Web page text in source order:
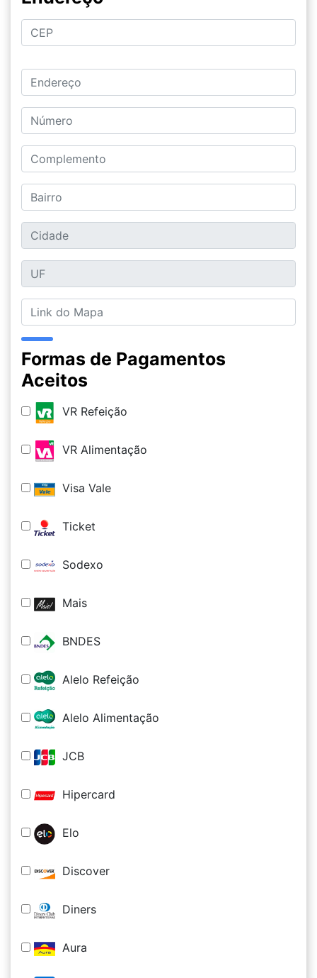
Formas de Pagamentos
Aceitos
VR Refeição
VR Alimentação
Visa Vale
Ticket
Sodexo
Mais
BNDES
Alelo Refeição
Alelo Alimentação
JCB
Hipercard
Elo
Discover
Diners
Aura